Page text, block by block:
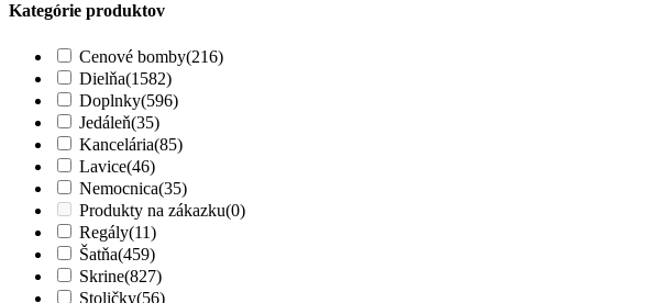
Kategórie produktov
Cenové bomby(216)
Dielňa(1582)
Doplnky(596)
Jedáleň(35)
Kancelária(85)
Lavice(46)
Nemocnica(35)
Produkty na zákazku(0)
Regály(11)
Šatňa(459)
Skrine(827)
Stoličky(56)